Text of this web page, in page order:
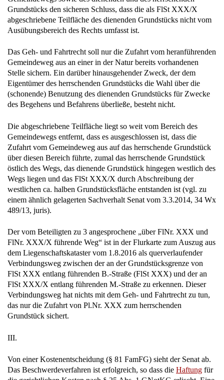
Grundstücks den sicheren Schluss, dass die als FlSt XXX/X
abgeschriebene Teilfläche des dienenden Grundstücks nicht vom
Ausübungsbereich des Rechts umfasst ist.
Das Geh- und Fahrtrecht soll nur die Zufahrt vom heranführenden
Gemeindeweg aus an einer in der Natur bereits vorhandenen
Stelle sichern. Ein darüber hinausgehender Zweck, der dem
Eigentümer des herrschenden Grundstücks die Wahl über die
(schonende) Benutzung des dienenden Grundstücks für Zwecke
des Begehens und Befahrens überließe, besteht nicht.
Die abgeschriebene Teilfläche liegt so weit vom Bereich des
Gemeindewegs entfernt, dass es ausgeschlossen ist, dass die
Zufahrt vom Gemeindeweg aus auf das herrschende Grundstück
über diesen Bereich führte, zumal das herrschende Grundstück
östlich des Wegs, das dienende Grundstück hingegen westlich des
Wegs liegen und das FlSt XXX/X durch Abschreibung der
westlichen ca. halben Grundstücksfläche entstanden ist (vgl. zu
einem ähnlich gelagerten Sachverhalt Senat vom 3.3.2014, 34 Wx
489/13, juris).
Der vom Beteiligten zu 3 angesprochene „über FlNr. XXX und
FlNr. XXX/X führende Weg“ ist in der Flurkarte zum Auszug aus
dem Liegenschaftskataster vom 1.8.2016 als querverlaufender
Verbindungsweg zwischen der an der Grundstücksgrenze von
FlSt XXX entlang führenden B.-Straße (FlSt XXX) und der an
FlSt XXX/X entlang führenden M.-Straße zu erkennen. Dieser
Verbindungsweg hat nichts mit dem Geh- und Fahrtrecht zu tun,
das nur die Zufahrt von Pl.Nr. XXX zum herrschenden
Grundstück sichert.
III.
Von einer Kostenentscheidung (§ 81 FamFG) sieht der Senat ab.
Das Beschwerdeverfahren ist erfolgreich, so dass die Haftung für